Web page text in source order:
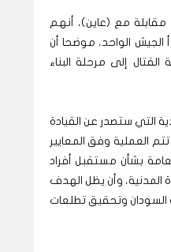
مع (عاين)، أنهم
الواحد، موضحا أن
إلى مرحلة البناء
التي ستصدر عن القيادة
العملية وفق المعايير
بشأن مستقبل أفراد
المدنية، وأن يظل الهدف
وتحقيق تطلعات